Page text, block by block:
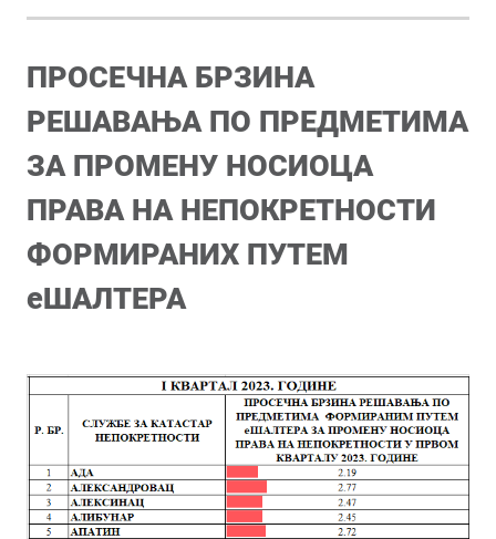
ПРОСЕЧНА БРЗИНА
РЕШАВАЊА ПО ПРЕДМЕТИМА
ЗА ПРОМЕНУ НОСИОЦА
ПРАВА НА НЕПОКРЕТНОСТИ
ФОРМИРАНИХ ПУТЕМ
еШАЛТЕРА